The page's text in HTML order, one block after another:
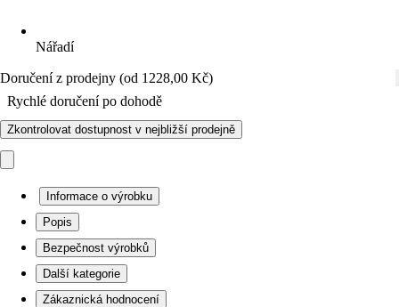
Nářadí
Doručení z prodejny (od 1228,00 Kč)
Rychlé doručení po dohodě
Zkontrolovat dostupnost v nejbližší prodejně
Informace o výrobku
Popis
Bezpečnost výrobků
Další kategorie
Zákaznická hodnocení